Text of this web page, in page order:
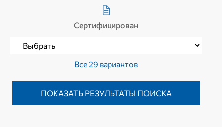
Сертифицирован
Все 29 вариантов